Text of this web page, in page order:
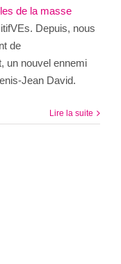
de la masse
Depuis, nous
de
un nouvel ennemi
Jean David.
Lire la suite